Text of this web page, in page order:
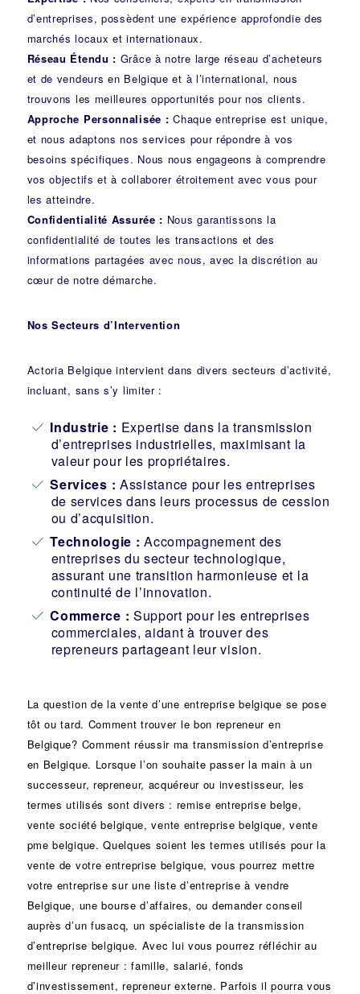
d’entreprises, possèdent une expérience approfondie des
marchés locaux et internationaux.
Réseau Étendu : Grâce à notre large réseau d’acheteurs
et de vendeurs en Belgique et à l’international, nous
trouvons les meilleures opportunités pour nos clients.
Approche Personnalisée : Chaque entreprise est unique,
et nous adaptons nos services pour répondre à vos
besoins spécifiques. Nous nous engageons à comprendre
vos objectifs et à collaborer étroitement avec vous pour
les atteindre.
Confidentialité Assurée : Nous garantissons la
confidentialité de toutes les transactions et des
informations partagées avec nous, avec la discrétion au
cœur de notre démarche.
Nos Secteurs d’Intervention
Actoria Belgique intervient dans divers secteurs d’activité,
incluant, sans s’y limiter :
Industrie : Expertise dans la transmission
d’entreprises industrielles, maximisant la
valeur pour les propriétaires.
Services : Assistance pour les entreprises
de services dans leurs processus de cession
ou d’acquisition.
Technologie : Accompagnement des
entreprises du secteur technologique,
assurant une transition harmonieuse et la
continuité de l’innovation.
Commerce : Support pour les entreprises
commerciales, aidant à trouver des
repreneurs partageant leur vision.
La question de la vente d’une entreprise belgique se pose
tôt ou tard. Comment trouver le bon repreneur en
Belgique? Comment réussir ma transmission d’entreprise
en Belgique. Lorsque l’on souhaite passer la main à un
successeur, repreneur, acquéreur ou investisseur, les
termes utilisés sont divers : remise entreprise belge,
vente société belgique, vente entreprise belgique, vente
pme belgique. Quelques soient les termes utilisés pour la
vente de votre entreprise belgique, vous pourrez mettre
votre entreprise sur une liste d’entreprise à vendre
Belgique, unebourse d’affaires, ou demander conseil
auprès d’un fusacq, un spécialiste de latransmission
d’entreprise belgique. Avec lui vous pourrez réfléchir au
meilleur repreneur :famille, salarié, fonds
d’investissement, repreneur externe. Parfois il pourra vous